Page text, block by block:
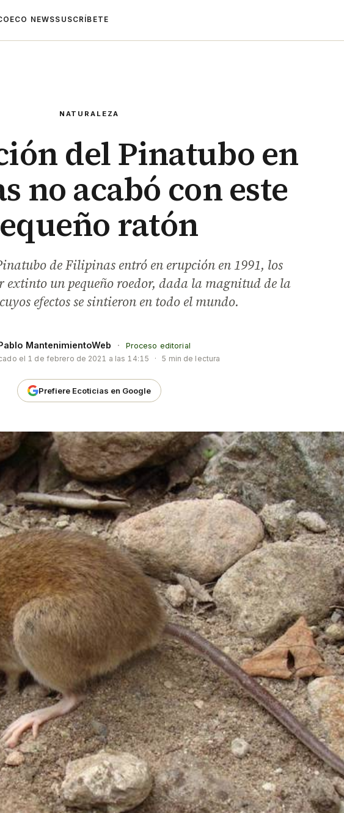
ECO NEWSSUSCRÍBETE
NATURALEZA
del Pinatubo en
no acabó con este
ratón
de Filipinas entró en erupción en 1991, los
extinto un pequeño roedor, dada la magnitud de la
efectos se sintieron en todo el mundo.
MantenimientoWeb ·
Proceso editorial
el 1 de febrero de 2021 a las 14:15 · 5 min de lectura
Prefiere Ecoticias en Google